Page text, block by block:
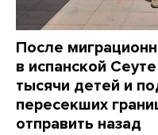
После
в испанской
тысячи детей и
пересекших
отправить назад